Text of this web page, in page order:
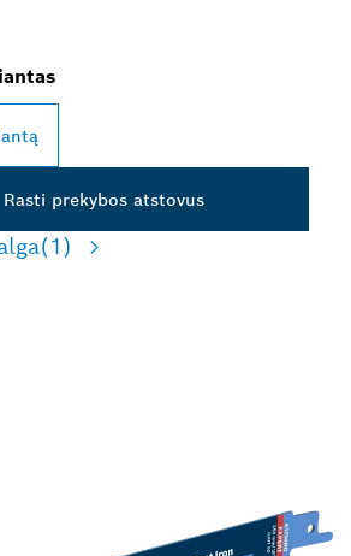
Rasti prekybos atstovus
(1)